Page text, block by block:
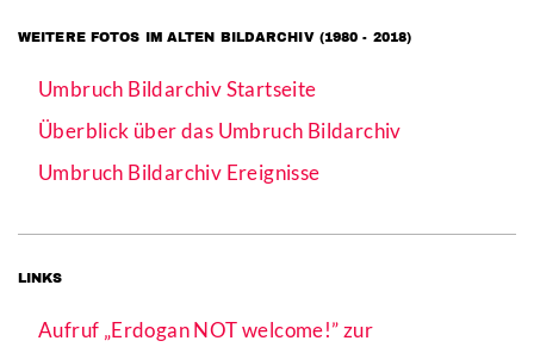
WEITERE FOTOS IM ALTEN BILDARCHIV (1980 - 2018)
Umbruch Bildarchiv Startseite
Überblick über das Umbruch Bildarchiv
Umbruch Bildarchiv Ereignisse
LINKS
Aufruf „Erdogan NOT welcome!” zur